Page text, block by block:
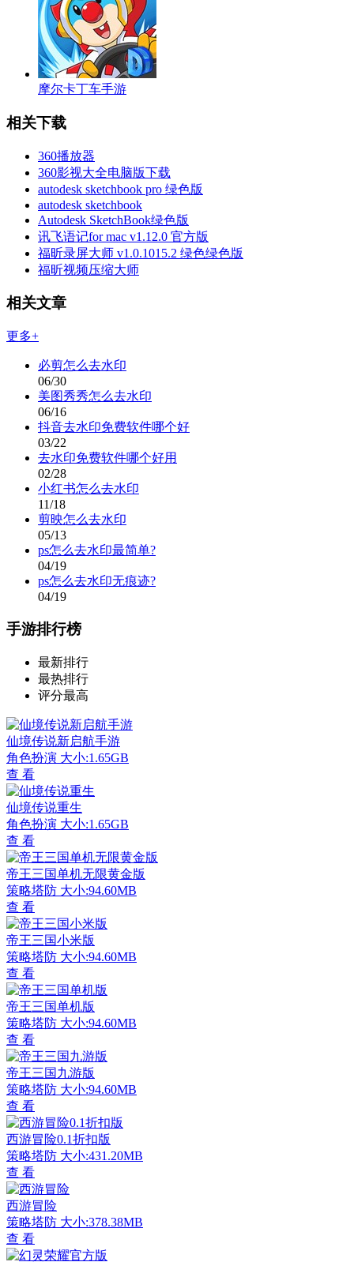
摩尔卡丁车手游
相关下载
360播放器
360影视大全电脑版下载
autodesk sketchbook pro 绿色版
autodesk sketchbook
Autodesk SketchBook绿色版
讯飞语记for mac v1.12.0 官方版
福昕录屏大师 v1.0.1015.2 绿色绿色版
福昕视频压缩大师
相关文章
更多+
必剪怎么去水印
06/30
美图秀秀怎么去水印
06/16
抖音去水印免费软件哪个好
03/22
去水印免费软件哪个好用
02/28
小红书怎么去水印
11/18
剪映怎么去水印
05/13
ps怎么去水印最简单?
04/19
ps怎么去水印无痕迹?
04/19
手游排行榜
最新排行
最热排行
评分最高
仙境传说新启航手游
角色扮演 大小:1.65GB
查 看
仙境传说重生
角色扮演 大小:1.65GB
查 看
帝王三国单机无限黄金版
策略塔防 大小:94.60MB
查 看
帝王三国小米版
策略塔防 大小:94.60MB
查 看
帝王三国单机版
策略塔防 大小:94.60MB
查 看
帝王三国九游版
策略塔防 大小:94.60MB
查 看
西游冒险0.1折扣版
策略塔防 大小:431.20MB
查 看
西游冒险
策略塔防 大小:378.38MB
查 看